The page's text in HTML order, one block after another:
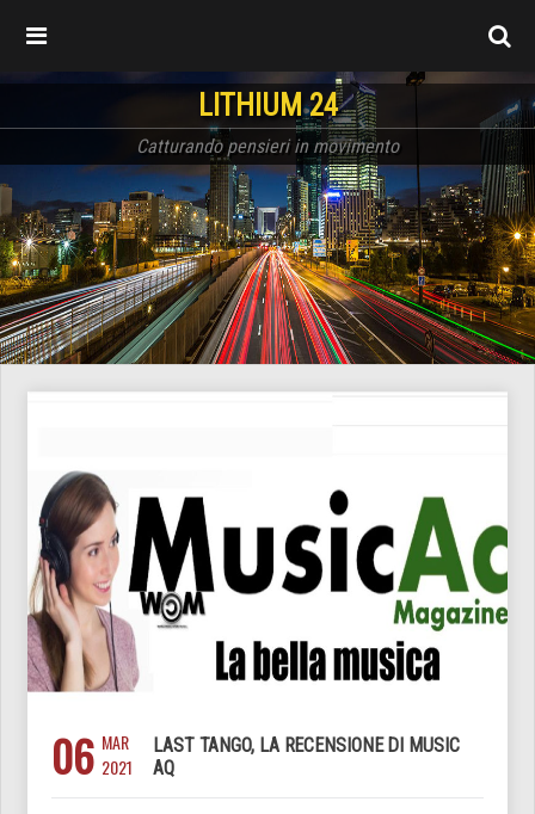
LITHIUM 24
Catturando pensieri in movimento
06 MAR
2021
LAST TANGO, LA RECENSIONE DI MUSIC
AQ